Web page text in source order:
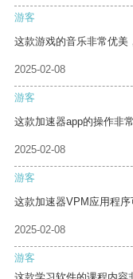
游客
这款游戏的音乐非常优美
2025-02-08
游客
这款加速器app的操作非
2025-02-08
游客
这款加速器VPM应用程序
2025-02-08
游客